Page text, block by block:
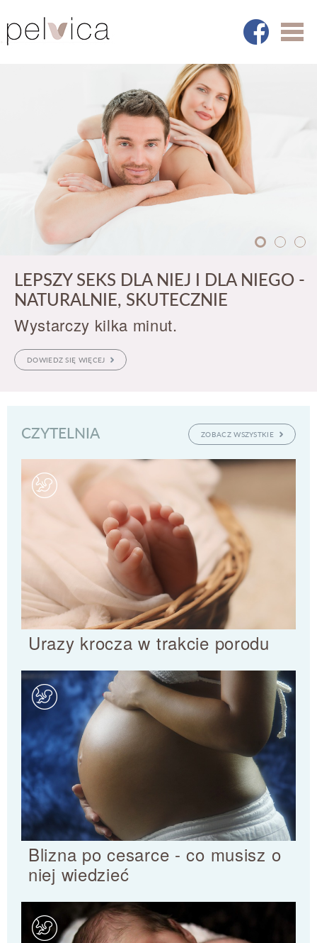
LEPSZY SEKS DLA NIEJ I DLA NIEGO -
NATURALNIE, SKUTECZNIE
Wystarczy kilka minut.
DOWIEDZ SIĘ WIĘCEJ
POZNAJ SKUTECZNE ĆWICZENIA NA
CZAS CIĄŻY
Jak łatwiej urodzić?
PROSTE ĆWICZENIA I DEDYKOWANE
SPRZĘTY
Pożegnaj nietrzymanie moczu
CZYTELNIA ZOBACZ WSZYSTKIE
Urazy krocza w trakcie porodu
Blizna po cesarce - co musisz o
niej wiedzieć